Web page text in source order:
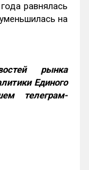
равнялась
на
рынка
Единого
телеграм-